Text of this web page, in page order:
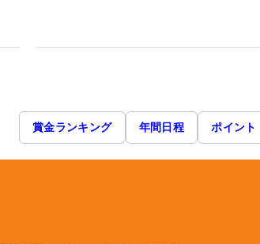
賞金ランキング 年間日程 ポイント